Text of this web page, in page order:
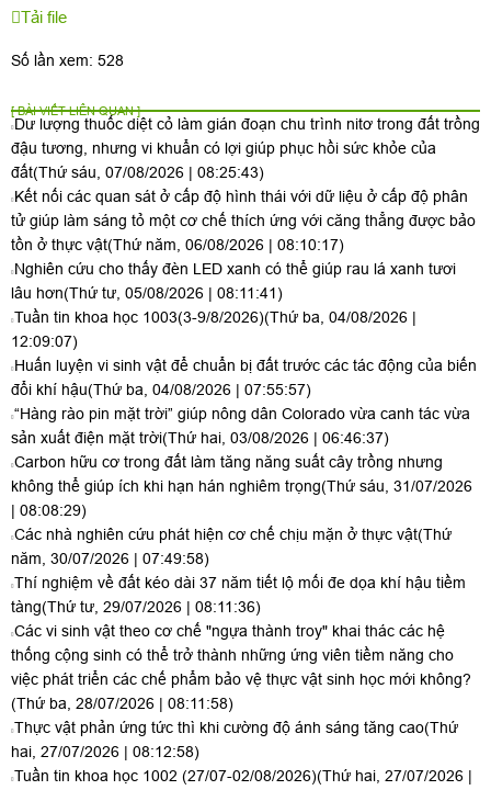
Tải file
Số lần xem: 528
[ BÀI VIẾT LIÊN QUAN ]
Dư lượng thuốc diệt cỏ làm gián đoạn chu trình nitơ trong đất trồng
đậu tương, nhưng vi khuẩn có lợi giúp phục hồi sức khỏe của
đất(Thứ sáu, 07/08/2026 | 08:25:43)
Kết nối các quan sát ở cấp độ hình thái với dữ liệu ở cấp độ phân
tử giúp làm sáng tỏ một cơ chế thích ứng với căng thẳng được bảo
tồn ở thực vật(Thứ năm, 06/08/2026 | 08:10:17)
Nghiên cứu cho thấy đèn LED xanh có thể giúp rau lá xanh tươi
lâu hơn(Thứ tư, 05/08/2026 | 08:11:41)
Tuần tin khoa học 1003(3-9/8/2026)(Thứ ba, 04/08/2026 |
12:09:07)
Huấn luyện vi sinh vật để chuẩn bị đất trước các tác động của biến
đổi khí hậu(Thứ ba, 04/08/2026 | 07:55:57)
“Hàng rào pin mặt trời” giúp nông dân Colorado vừa canh tác vừa
sản xuất điện mặt trời(Thứ hai, 03/08/2026 | 06:46:37)
Carbon hữu cơ trong đất làm tăng năng suất cây trồng nhưng
không thể giúp ích khi hạn hán nghiêm trọng(Thứ sáu, 31/07/2026
| 08:08:29)
Các nhà nghiên cứu phát hiện cơ chế chịu mặn ở thực vật(Thứ
năm, 30/07/2026 | 07:49:58)
Thí nghiệm về đất kéo dài 37 năm tiết lộ mối đe dọa khí hậu tiềm
tàng(Thứ tư, 29/07/2026 | 08:11:36)
Các vi sinh vật theo cơ chế "ngựa thành troy" khai thác các hệ
thống cộng sinh có thể trở thành những ứng viên tiềm năng cho
việc phát triển các chế phẩm bảo vệ thực vật sinh học mới không?
(Thứ ba, 28/07/2026 | 08:11:58)
Thực vật phản ứng tức thì khi cường độ ánh sáng tăng cao(Thứ
hai, 27/07/2026 | 08:12:58)
Tuần tin khoa học 1002 (27/07-02/08/2026)(Thứ hai, 27/07/2026 |